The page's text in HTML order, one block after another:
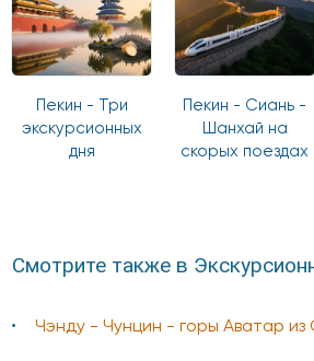
Пекин - Три
экскурсионных
дня
Пекин - Сиань -
Шанхай на
скорых поездах
Смотрите также в
Чэнду - Чунцин - горы Аватар из